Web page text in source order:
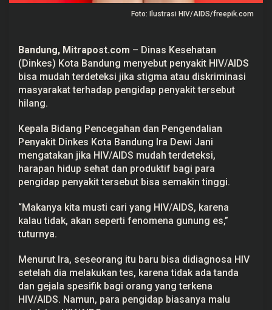
t
a
K
e
m
g
T
e
r
i
n
f
s
i
H
A
I
D
S
Foto: Ilustrasi HIV/AIDS/freepik.com
Bandung, Mitrapost.com – Dinas Kesehatan
(Dinkes) Kota Bandung menyebut penyakit HIV/AIDS
bisa mudah terdeteksi jika stigma atau diskriminasi
masyarakat terhadap pengidap penyakit tersebut
hilang.
Kepala Bidang Pencegahan dan Pengendalian
Penyakit Dinkes Kota Bandung Ira Dewi Jani
mengatakan jika HIV/AIDS mudah terdeteksi,
harapan hidup sehat dan produktif bagi para
pengidap penyakit tersebut bisa semakin tinggi.
“Makanya kita musti cari yang HIV/AIDS, karena
kalau tidak, akan seperti fenomena gunung es,”
tuturnya.
Menurut Ira, seseorang itu baru bisa didiagnosa HIV
setelah dia melakukan tes, karena tidak ada tanda
dan gejala spesifik bagi orang yang terkena
HIV/AIDS. Namun, para pengidap biasanya malu